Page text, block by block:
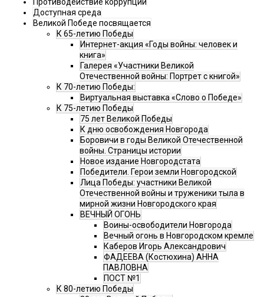
Противодействие коррупции
Доступная среда
Великой Победе посвящается
К 65-летию Победы
Интернет-акция «Годы войны: человек и
книга»
Галерея «Участники Великой
Отечественной войны: Портрет с книгой»
К 70-летию Победы:
Виртуальная выставка «Слово о Победе»
К 75-летию Победы
75 лет Великой Победы
К дню освобождения Новгорода
Боровичи в годы Великой Отечественной
войны. Страницы истории
Новое издание Новгородстата
Победители. Герои земли Новгородской
Лица Победы: участники Великой
Отечественной войны и труженики тыла в
мирной жизни Новгородского края
ВЕЧНЫЙ ОГОНЬ
Воины-освободители Новгорода
Вечный огонь в Новгородском кремле
Каберов Игорь Александрович
ФАДЕЕВА (Костюхина) АННА
ПАВЛОВНА
ПОСТ №1
К 80-летию Победы